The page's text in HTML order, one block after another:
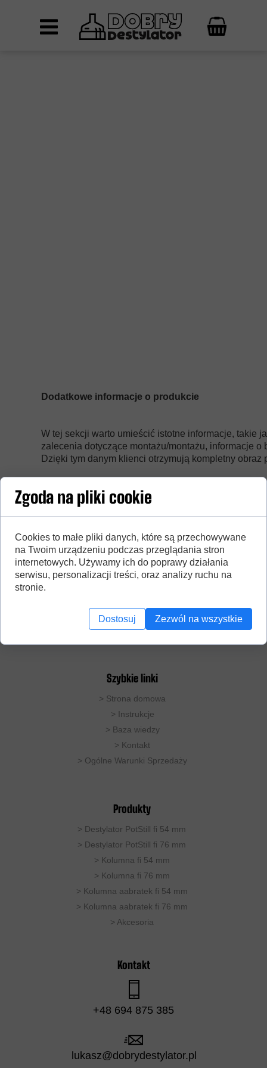
Dodatkowe informacje o produkcie
W tej sekcji warto umieścić istotne informacje, takie
zalecenia dotyczące montażu/montażu, informacje
Dzięki tym danym klienci otrzymują kompletny
lukasz@dobrydestylator.pl
+48 694 875 385
Kontakt
Produkty
Szybkie linki
> Destylator PotStill fi 54 mm
> Destylator PotStill fi 76 mm
> Kolumna fi 54 mm
> Kolumna fi 76 mm
> Kolumna aabratek fi 54 mm
> Kolumna aabratek fi 76 mm
> Akcesoria
> Strona domowa
> Instrukcje
> Baza wiedzy
> Kontakt
> Ogólne Warunki Sprzedaży
rozwiązania do destylacji prostej (pot-still), oraz
kolumny rektyfikacyjne.
Zgoda na pliki cookie
Cookies to małe pliki danych, które są przechowywane
na Twoim urządzeniu podczas przeglądania stron
internetowych. Używamy ich do poprawy działania
serwisu, personalizacji treści, oraz analizy ruchu na
stronie.
Dostosuj Zezwól na wszystkie